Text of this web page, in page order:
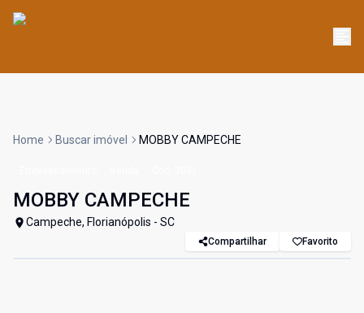
Home Buscar imóvel MOBBY CAMPECHE
MOBBY CAMPECHE
Campeche, Florianópolis - SC
Compartilhar Favorito